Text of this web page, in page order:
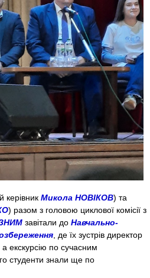
Микола НОВІКОВ) та
) разом з головою циклової комісії з
завітали до Навчально-
, де їх зустрів директор
а екскурсію по сучасним
студенти знали ще по